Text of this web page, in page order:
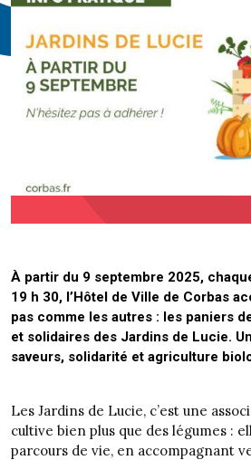
À partir du 9 septembre 2025,
19 h 30, l’Hôtel de Ville de Corbas
pas comme les autres : les paniers
et solidaires des Jardins de Lucie.
saveurs, solidarité et agriculture
Les Jardins de Lucie, c’est une
cultive bien plus que des légumes :
parcours de vie, en accompagnant